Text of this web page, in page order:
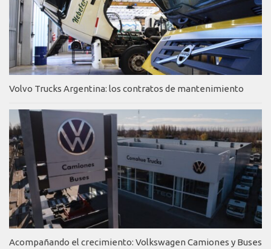
Volvo Trucks Argentina: los contratos de mantenimiento
Acompañando el crecimiento: Volkswagen Camiones y Buses